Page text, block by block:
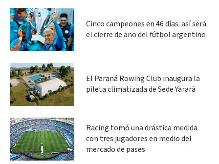
Cinco campeones en 46 días: así será
el cierre de año del fútbol argentino
El Paraná Rowing Club inaugura la
pileta climatizada de Sede Yarará
Racing tomó una drástica medida
con tres jugadores en medio del
mercado de pases